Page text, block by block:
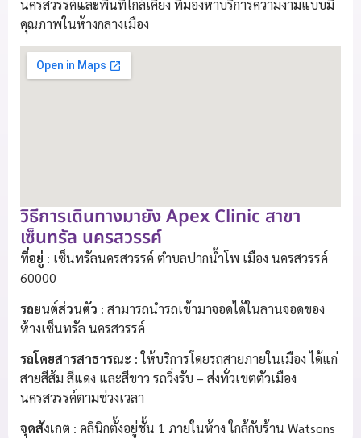
นครสวรรค์และพื้นที่ใกล้เคียง ที่มองหาบริการความงามแบบมี
คุณภาพในห้างกลางเมือง
วิธีการเดินทางมายัง Apex Clinic สาขา
เซ็นทรัล นครสวรรค์
ที่อยู่ : เซ็นทรัลนครสวรรค์ ตำบลปากน้ำโพ เมือง นครสวรรค์
60000
รถยนต์ส่วนตัว : สามารถนำรถเข้ามาจอดได้ในลานจอดของ
ห้างเซ็นทรัล นครสวรรค์
รถโดยสารสาธารณะ : ให้บริการโดยรถสายภายในเมือง ได้แก่
สายสีส้ม สีแดง และสีขาว รถวิ่งรับ – ส่งทั่วเขตตัวเมือง
นครสวรรค์ตามช่วงเวลา
จุดสังเกต : คลินิกตั้งอยู่ชั้น 1 ภายในห้าง ใกล้กับร้าน Watsons